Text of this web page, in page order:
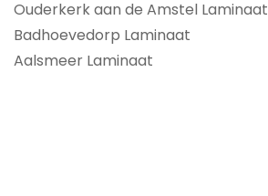
Ouderkerk aan de Amstel Laminaat
Badhoevedorp Laminaat
Aalsmeer Laminaat